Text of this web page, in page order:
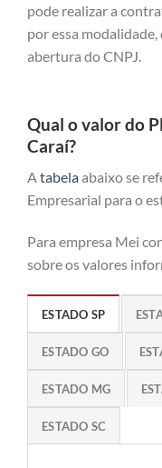
pode realizar a
por essa
abertura do CNPJ.
Qual o valor do
Caraí?
Atabelaabaixo se
Empresarial para o
Para empresa Mei
sobre os valores
ESTADO SP
ESTADO GO
ESTADO MG
ESTADO SC